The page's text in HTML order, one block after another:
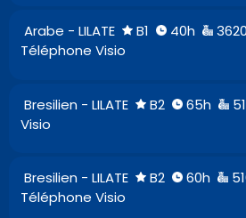
Arabe - LILATE B1 40h
Téléphone Visio
Bresilien - LILATE B2 65h
Visio
Bresilien - LILATE B2 60h
Téléphone Visio